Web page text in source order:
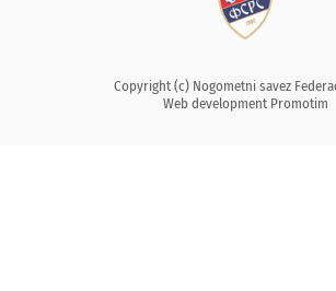
Copyright (c) Nogometni savez
Web development Promotim